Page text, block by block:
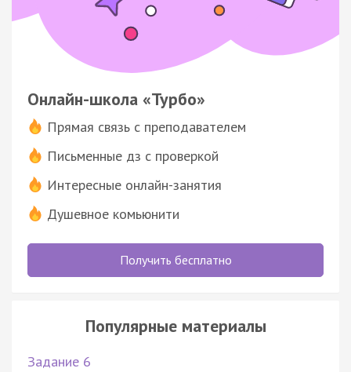
Онлайн-школа «Турбо»
Прямая связь с преподавателем
Письменные дз с проверкой
Интересные онлайн-занятия
Душевное комьюнити
Получить бесплатно
Популярные материалы
Задание 6